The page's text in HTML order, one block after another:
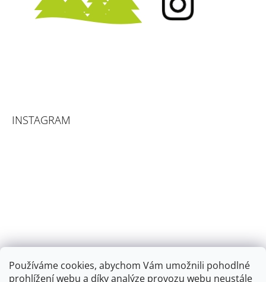
Používáme cookies, abychom Vám umožnili pohodlné
prohlížení webu a díky analýze provozu webu neustále
INSTAGRAM